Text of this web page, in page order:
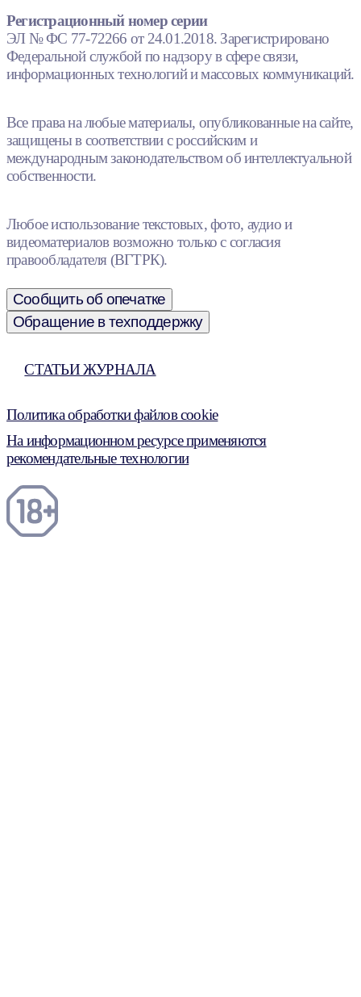
Регистрационный номер серии
ЭЛ № ФС 77-72266 от 24.01.2018. Зарегистрировано
Федеральной службой по надзору в сфере связи,
информационных технологий и массовых коммуникаций.
Все права на любые материалы, опубликованные на сайте,
защищены в соответствии с российским и
международным законодательством об интеллектуальной
собственности.
Любое использование текстовых, фото, аудио и
видеоматериалов возможно только с согласия
правообладателя (ВГТРК).
Сообщить об опечатке
Обращение в техподдержку
СТАТЬИ ЖУРНАЛА
Политика обработки файлов cookie
На информационном ресурсе применяются
рекомендательные технологии